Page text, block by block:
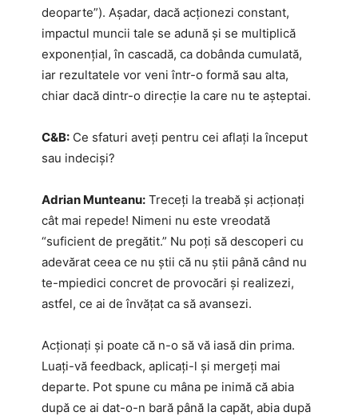
deoparte”). Așadar, dacă acționezi constant,
impactul muncii tale se adună și se multiplică
exponențial, în cascadă, ca dobânda cumulată,
iar rezultatele vor veni într-o formă sau alta,
chiar dacă dintr-o direcție la care nu te așteptai.
C&B: Ce sfaturi aveți pentru cei aflați la început
sau indeciși?
Adrian Munteanu: Treceți la treabă și acționați
cât mai repede! Nimeni nu este vreodată
“suficient de pregătit.” Nu poți să descoperi cu
adevărat ceea ce nu știi că nu știi până când nu
te-mpiedici concret de provocări și realizezi,
astfel, ce ai de învățat ca să avansezi.
Acționați și poate că n-o să vă iasă din prima.
Luați-vă feedback, aplicați-l și mergeți mai
departe. Pot spune cu mâna pe inimă că abia
după ce ai dat-o-n bară până la capăt, abia după